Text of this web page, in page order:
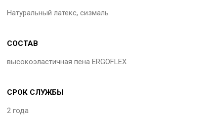
Натуральный латекс, сизмаль
СОСТАВ
высокоэластичная пена ERGOFLEX
СРОК СЛУЖБЫ
2 года